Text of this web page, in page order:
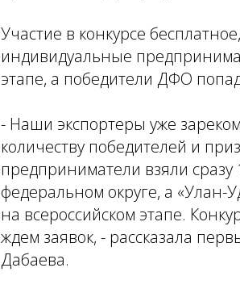
Участие в конкурсе
индивидуальные
этапе, а победители ДФО
- Наши экспортеры уже
количеству победителей и
предприниматели взяли
федеральном округе, а «Улан-
на всероссийском этапе.
ждем заявок, - рассказала
Дабаева.